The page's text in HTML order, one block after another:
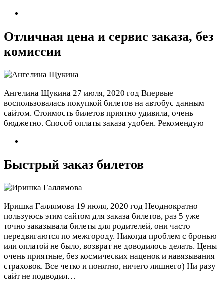
Отличная цена и сервис заказа, без
комиссии
Ангелина Щукина 27 июля, 2020 год Впервые
воспользовалась покупкой билетов на автобус данным
сайтом. Стоимость билетов приятно удивила, очень
бюджетно. Способ оплаты заказа удобен. Рекомендую
Быстрый заказ билетов
Иришка Галлямова 19 июля, 2020 год Неоднократно
пользуюсь этим сайтом для заказа билетов, раз 5 уже
точно заказывала билеты для родителей, они часто
передвигаются по межгороду. Никогда проблем с бронью
или оплатой не было, возврат не доводилось делать. Цены
очень приятные, без космических наценок и навязывания
страховок. Все четко и понятно, ничего лишнего) Ни разу
сайт не подводил…